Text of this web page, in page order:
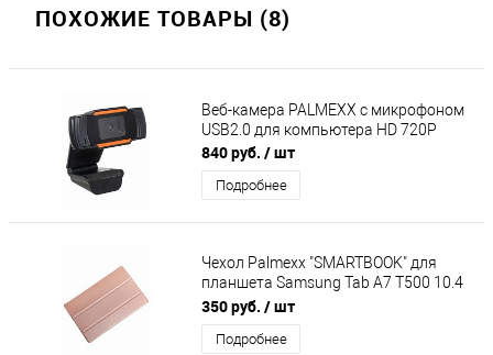
ПОХОЖИЕ ТОВАРЫ (8)
Веб-камера PALMEXX с микрофоном
USB2.0 для компьютера HD 720P
840 руб. / шт
Подробнее
Чехол Palmexx "SMARTBOOK" для
планшета Samsung Tab A7 T500 10.4
/ розовое золото
350 руб. / шт
Подробнее